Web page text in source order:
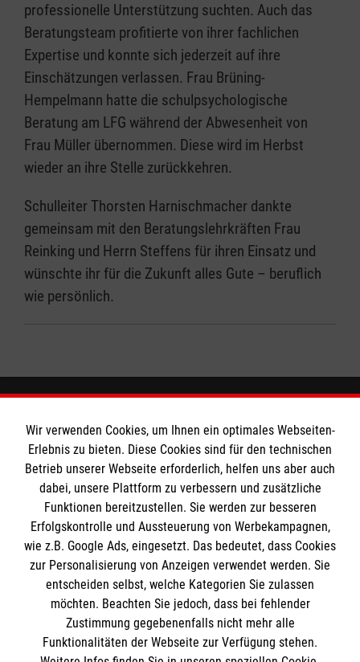
professionelle Unterstützung suchten. Auch das
Beratungsteam profitierte von ihrer fachlichen
Expertise und konnte sich jederzeit auf ihre
Einschätzungen verlassen. Frau Brüning-
Hempelmann hatte die schulpsychologische
Beratung am LFG während der Abwesenheit von
Frau Müller übernommen. Diese wird im Herbst
wieder an ihre Stelle zurückkehren.
Schulleiter Thorsten Harnischmacher dankte
gemeinsam mit den Beratungslehrkräften Frau
Reinking und Herrn Steffens für ihren Einsatz und
wünschte ihr für die Zukunft alles Gute – beruflich
wie persönlich.
Das Liebfrauengymnasium
Downloads
Ansprechpartner
Soziale Netzwerke
Soziale Netzwerke
Informationen
Kontakt
Wir verwenden Cookies, um Ihnen ein optimales Webseiten-
Erlebnis zu bieten. Diese Cookies sind für den technischen
Betrieb unserer Webseite erforderlich, helfen uns aber auch
dabei, unsere Plattform zu verbessern und zusätzliche
Funktionen bereitzustellen. Sie werden zur besseren
Erfolgskontrolle und Aussteuerung von Werbekampagnen,
wie z.B. Google Ads, eingesetzt. Das bedeutet, dass Cookies
zur Personalisierung von Anzeigen verwendet werden. Sie
entscheiden selbst, welche Kategorien Sie zulassen
möchten. Beachten Sie jedoch, dass bei fehlender
Zustimmung gegebenenfalls nicht mehr alle
Funktionalitäten der Webseite zur Verfügung stehen.